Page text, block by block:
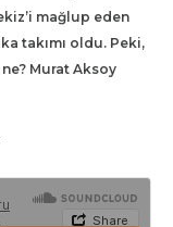
mağlup eden
takımı oldu. Peki,
ne? Murat Aksoy